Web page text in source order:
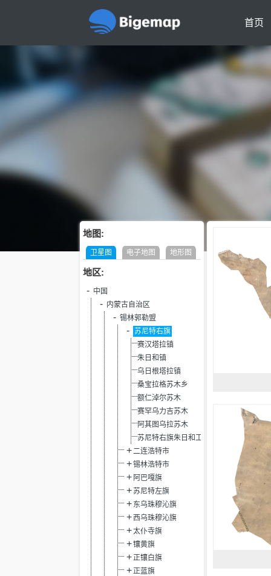
首页
地图:
卫星图 电子地图 地形图
地区:
中国
内蒙古自治区
锡林郭勒盟
苏尼特右旗
赛汉塔拉镇
朱日和镇
乌日根塔拉镇
桑宝拉格苏木乡
额仁淖尔苏木
赛罕乌力吉苏木
阿其图乌拉苏木
苏尼特右旗朱日和工业园区
二连浩特市
锡林浩特市
阿巴嘎旗
苏尼特左旗
东乌珠穆沁旗
西乌珠穆沁旗
太仆寺旗
镶黄旗
正镶白旗
正蓝旗